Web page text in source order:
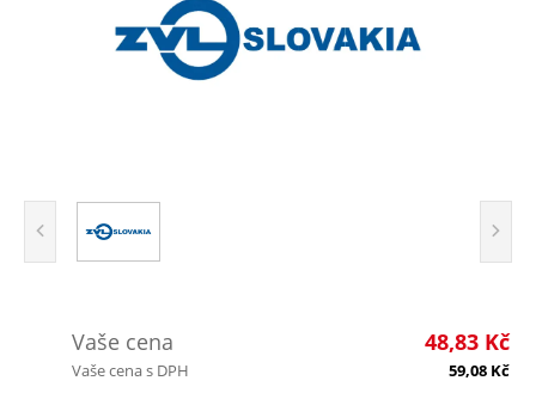
Vaše cena 48,83 Kč
Vaše cena s DPH 59,08 Kč